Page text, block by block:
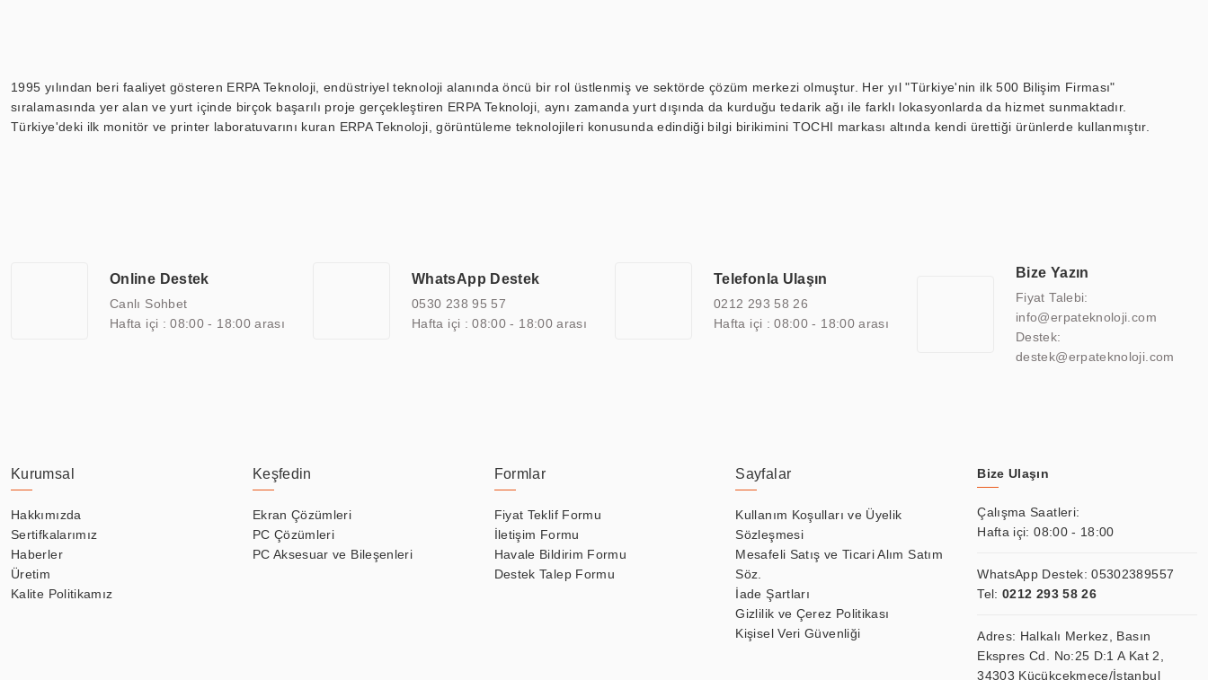
1995 yılından beri faaliyet gösteren ERPA Teknoloji, endüstriyel teknoloji alanında öncü bir rol üstlenmiş ve sektörde çözüm merkezi olmuştur. Her yıl "Türkiye'nin ilk 500 Bilişim Firması"
sıralamasında yer alan ve yurt içinde birçok başarılı proje gerçekleştiren ERPA Teknoloji, aynı zamanda yurt dışında da kurduğu tedarik ağı ile farklı lokasyonlarda da hizmet sunmaktadır.
Türkiye'deki ilk monitör ve printer laboratuvarını kuran ERPA Teknoloji, görüntüleme teknolojileri konusunda edindiği bilgi birikimini TOCHI markası altında kendi ürettiği ürünlerde kullanmıştır.
arasında yer almaktadır. ERPA Teknoloji, uluslararası standartlarda kalite belgelerine ve sertifikalara sahip olup, etik değerlere bağlı bir şekilde hareket etmektedir. Kaliteli ekipmanı, uzman kadroları,
yılların getirdiği bilgi ve tecrübe ile birleştiren ERPA Teknoloji, özel çözümleri ile iş ortaklarının öne çıkmasına ve sürekli gelişimine katkı sağlamaktadır.
Online Destek
Canlı Sohbet
Hafta içi : 08:00 - 18:00 arası
WhatsApp Destek
0530 238 95 57
Hafta içi : 08:00 - 18:00 arası
Telefonla Ulaşın
0212 293 58 26
Hafta içi : 08:00 - 18:00 arası
Bize Yazın
Fiyat Talebi:
info@erpateknoloji.com
Destek:
destek@erpateknoloji.com
Kurumsal
Hakkımızda
Sertifkalarımız
Haberler
Üretim
Kalite Politikamız
Keşfedin
Ekran Çözümleri
PC Çözümleri
PC Aksesuar ve Bileşenleri
Formlar
Fiyat Teklif Formu
İletişim Formu
Havale Bildirim Formu
Destek Talep Formu
Sayfalar
Kullanım Koşulları ve Üyelik
Sözleşmesi
Mesafeli Satış ve Ticari Alım Satım
Söz.
İade Şartları
Gizlilik ve Çerez Politikası
Kişisel Veri Güvenliği
Bize Ulaşın
Çalışma Saatleri:
Hafta içi: 08:00 - 18:00
WhatsApp Destek:05302389557
Tel: 0212 293 58 26
Adres: Halkalı Merkez, Basın
Ekspres Cd. No:25 D:1 A Kat 2,
34303 Küçükçekmece/İstanbul